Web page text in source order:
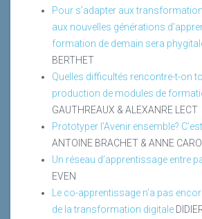
Pour s’adapter aux
aux nouvelles générations
formation de demain sera
BERTHET
Quelles difficultés rencontre-t-on
production de modules de
GAUTHREAUX & ALEXANRE LECT
Prototyper l’Avenir ensemble?
ANTOINE BRACHET & ANNE
Un réseau d’apprentissage entre
EVEN
Le co-apprentissage n’a pas
de la transformation digitale